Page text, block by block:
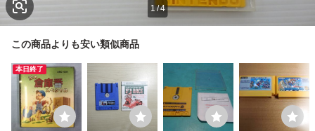
1/4
この商品よりも安い類似商品
本日終了